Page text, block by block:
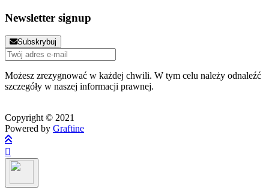
Newsletter signup
Subskrybuj
Możesz zrezygnować w każdej chwili. W tym celu należy odnaleźć
szczegóły w naszej informacji prawnej.
Copyright © 2021
Powered by Graftine
